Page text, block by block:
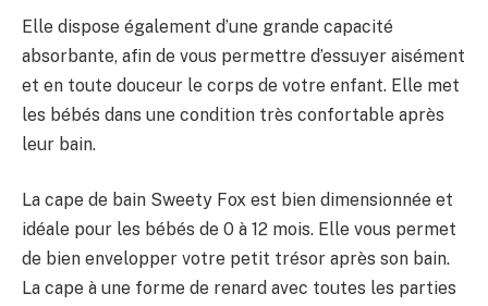
Elle dispose également d’une grande capacité
absorbante, afin de vous permettre d’essuyer aisément
et en toute douceur le corps de votre enfant. Elle met
les bébés dans une condition très confortable après
leur bain.
La cape de bain Sweety Fox est bien dimensionnée et
idéale pour les bébés de 0 à 12 mois. Elle vous permet
de bien envelopper votre petit trésor après son bain.
La cape à une forme de renard avec toutes les parties